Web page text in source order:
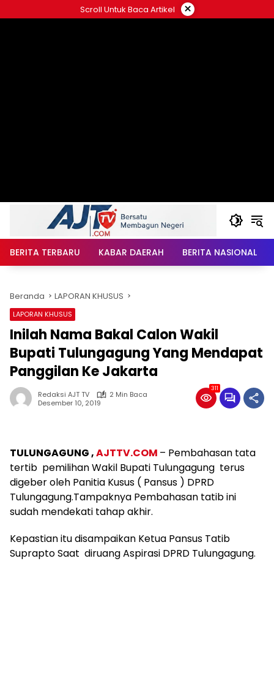
ke
Scroll Untuk Baca Artikel ×
BERITA TERBARU KABAR DAERAH BERITA NASIONAL
Beranda LAPORAN KHUSUS
LAPORAN KHUSUS
Inilah Nama Bakal Calon Wakil
Bupati Tulungagung Yang Mendapat
Panggilan Ke Jakarta
Redaksi AJT TV
2 Min Baca
Desember 10, 2019
311
TULUNGAGUNG ,AJTTV.COM – Pembahasan tata
tertib pemilihan Wakil Bupati Tulungagung terus
digeber oleh Panitia Kusus ( Pansus ) DPRD
Tulungagung.Tampaknya Pembahasan tatib ini
sudah mendekati tahap akhir.
Kepastian itu disampaikan Ketua Pansus Tatib
Suprapto Saat diruang Aspirasi DPRD Tulungagung.